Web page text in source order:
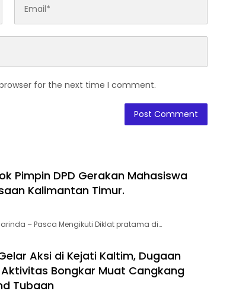
for the next time I comment.
Pimpin DPD Gerakan Mahasiswa
Kalimantan Timur.
– Pasca Mengikuti Diklat pratama di…
Gelar Aksi di Kejati Kaltim, Dugaan
Bongkar Muat Cangkang
Tubaan